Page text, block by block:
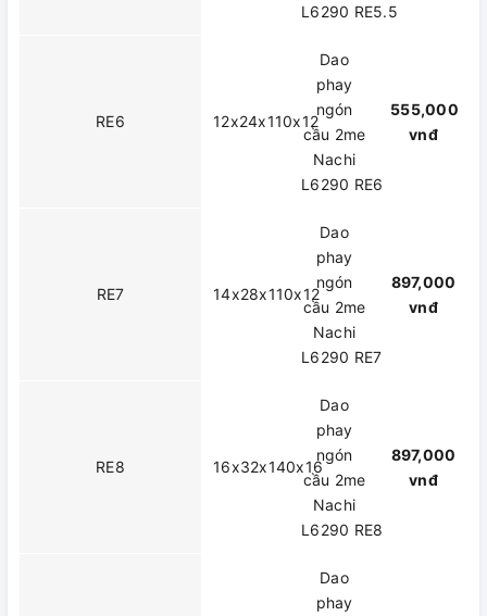
L6290 RE5.5
RE6 12x24x110x12
Dao
phay
ngón
cầu 2me
Nachi
L6290 RE6
555,000
vnđ
RE7 14x28x110x12
Dao
phay
ngón
cầu 2me
Nachi
L6290 RE7
897,000
vnđ
RE8 16x32x140x16
Dao
phay
ngón
cầu 2me
Nachi
L6290 RE8
897,000
vnđ
Dao
phay